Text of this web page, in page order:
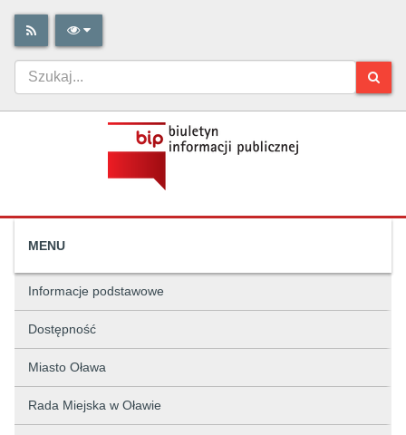
MENU
Informacje podstawowe
Dostępność
Miasto Oława
Rada Miejska w Oławie